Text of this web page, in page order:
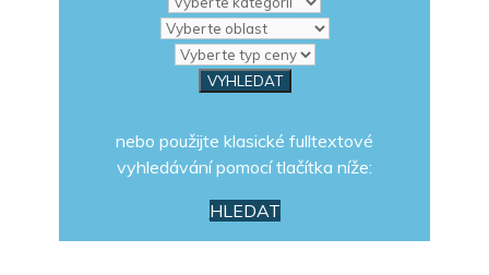
nebo použijte klasické fulltextové
vyhledávání pomocí tlačítka níže:
HLEDAT